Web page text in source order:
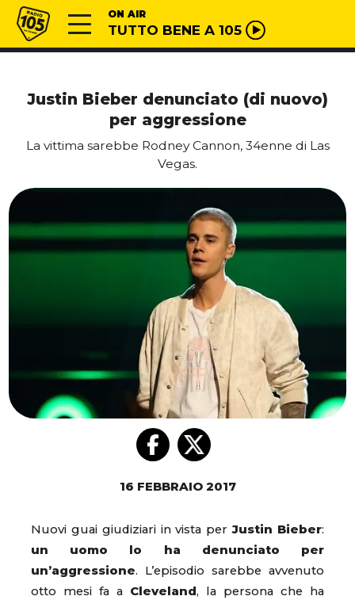
Vai al contenuto
Radio 105 ON AIR
TUTTO BENE A 105
Justin Bieber denunciato (di nuovo)
per aggressione
La vittima sarebbe Rodney Cannon, 34enne di Las
Vegas.
16 FEBBRAIO 2017
Nuovi guai giudiziari in vista perJustin Bieber:
un uomo lo ha denunciato per
un’aggressione. L’episodio sarebbe avvenuto
otto mesi fa a Cleveland, la persona che ha